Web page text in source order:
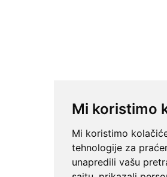
Mi koristimo
Mi koristimo
tehnologije za
unapredili vašu